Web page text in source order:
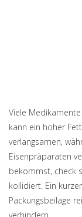
Viele
kann ein hoher
verlangsamen,
Eisenpräparaten
bekommst, check
kollidiert. Ein
Packungsbeilage